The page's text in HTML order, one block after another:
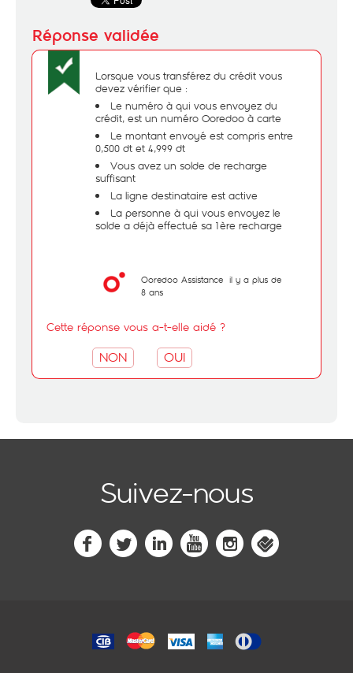
Lorsque vous transférez du crédit vous
devez vérifier que :
Le numéro à qui vous envoyez du
crédit, est un numéro Ooredoo à carte
Le montant envoyé est compris entre
0,500 dt et 4,999 dt
Vous avez un solde de recharge
suffisant
La ligne destinataire est active
La personne à qui vous envoyez le
solde a déjà effectué sa 1ère recharge
Ooredoo Assistance il y a plus de
8 ans
Cette réponse vous a-t-elle aidé ?
NON OUI
Suivez-nous